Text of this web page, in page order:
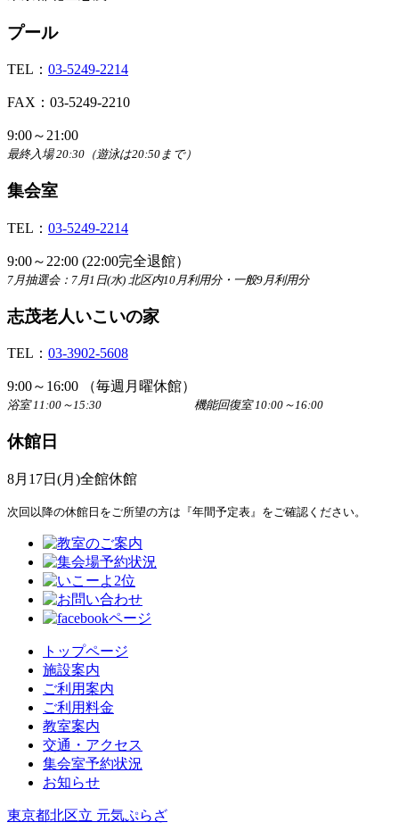
プール
TEL： 03-5249-2214
FAX：03-5249-2210
9:00～21:00
最終入場 20:30（遊泳は20:50まで）
集会室
TEL： 03-5249-2214
9:00～22:00 (22:00完全退館）
7月抽選会：7月1日(水) 北区内10月利用分・一般9月利用分
志茂老人いこいの家
TEL： 03-3902-5608
9:00～16:00 （毎週月曜休館）
浴室 11:00～15:30 機能回復室 10:00～16:00
休館日
8月17日(月)全館休館
次回以降の休館日をご所望の方は『年間予定表』をご確認ください。
トップページ
施設案内
ご利用案内
ご利用料金
教室案内
交通・アクセス
集会室予約状況
お知らせ
東京都北区立 元気ぷらざ